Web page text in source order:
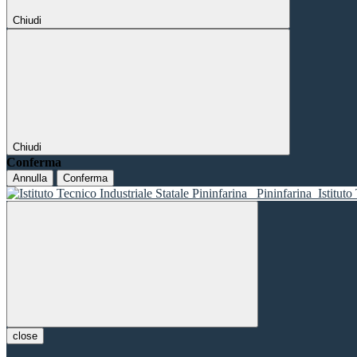
Chiudi
Chiudi
Conferma
Annulla Conferma
Pininfarina Istituto
close